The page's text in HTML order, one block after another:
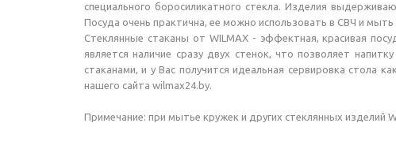
специального боросиликатного стекла. Изделия
Посуда очень практична, ее можно использовать в СВЧ и
Стеклянные стаканы от WILMAX - эффектная, красивая
является наличие сразу двух стенок, что позволяет
стаканами, и у Вас получится идеальная сервировка стола
нашего сайта wilmax24.by.
Примечание: при мытье кружек и других стеклянных изделий